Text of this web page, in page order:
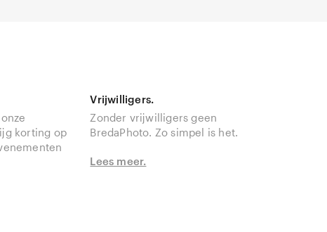
korting op
Vrijwilligers.
Zonder vrijwilligers geen
BredaPhoto. Zo simpel is het.
Lees meer.